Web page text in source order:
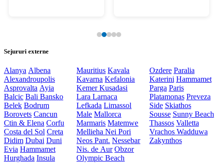
Sejururi externe
Alanya Albena
Alexandroupolis
Asprovalta Ayia
Balcic Bali Bansko
Belek Bodrum
Borovets Cancun
Ctin & Elena Corfu
Costa del Sol Creta
Didim Dubai Duni
Evia Hammamet
Hurghada Insula
Mauritius Kavala
Kavarna Kefalonia
KemerKusadasi
LaraLarnaca
Lefkada Limassol
Male Mallorca
Marmaris Matemwe
MelliehaNei Pori
Neos Pant. Nessebar
Nis. de Aur Obzor
Olympic Beach
Ozdere Paralia
Katerini Hammamet
Parga Paris
Platamonas Preveza
Side Skiathos
Sousse Sunny Beach
Thassos Valletta
Vrachos Wadduwa
Zakynthos